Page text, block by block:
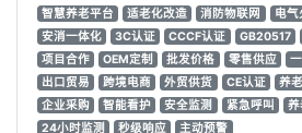
智慧养老平台
适老化改造 消防物联网 电气
安消一体化
3C认证 CCCF认证 GB20517
项目合作
OEM定制 批发价格 零售供应
出口贸易
跨境电商 外贸供货 CE认证 养
企业采购
智能看护 安全监测 紧急呼叫
24小时监测
秒级响应 主动预警